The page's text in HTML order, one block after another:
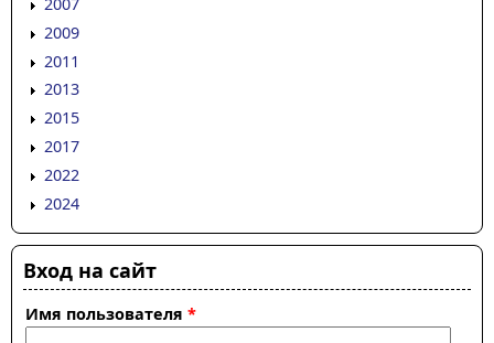
2009
2011
2013
2015
2017
2022
2024
Вход на сайт
Имя пользователя *